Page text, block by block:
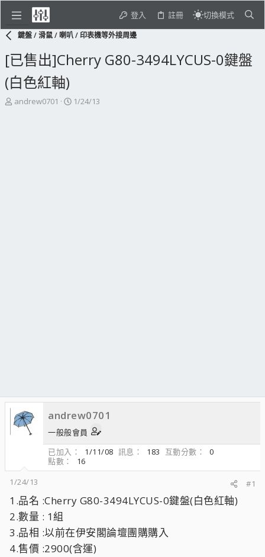
登入 註冊 切換模式
鍵盤 / 滑鼠 / 喇叭 / 印表機等外接周邊
[已售出]Cherry G80-3494LYCUS-0鍵盤
(白色紅軸)
主
andrew0701
開
1/24/13
andrew0701
一般般會員
已加入
1/11/08 訊息 183 互動分數
0
點數
16
1/24/13
#1
1.品名 :Cherry G80-3494LYCUS-0鍵盤(白色紅軸)
2.數量 : 1組
3.品相 :以前在伊安閣論壇團購購入
4.售價 :2900(含運)